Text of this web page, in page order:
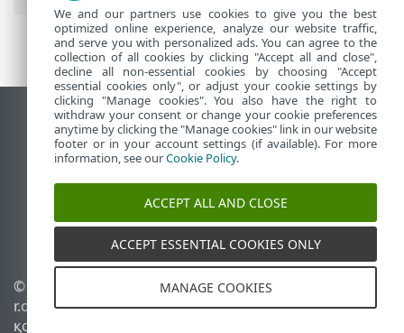
Жұмыс үстеліндегі сайтты қарау
End of Life
ESET білім қоры
ESET форумы
ESET Status Portal
Аймақтық қолдау
© 1992 - 2026 ESET, spol. s
r.o. - Барлық құқықтары
қорғалған.
Cookie файлдарын
басқару
We and our partners use cookies to give you the best
optimized online experience, analyze our website traffic,
and serve you with personalized ads. You can agree to the
collection of all cookies by clicking "Accept all and close",
decline all non-essential cookies by choosing "Accept
essential cookies only", or adjust your cookie settings by
clicking "Manage cookies". You also have the right to
withdraw your consent or change your cookie preferences
anytime by clicking the "Manage cookies" link in our website
footer or in your account settings (if available). For more
information, see ourCookie Policy.
ACCEPT ALL AND CLOSE
ACCEPT ESSENTIAL COOKIES ONLY
MANAGE COOKIES